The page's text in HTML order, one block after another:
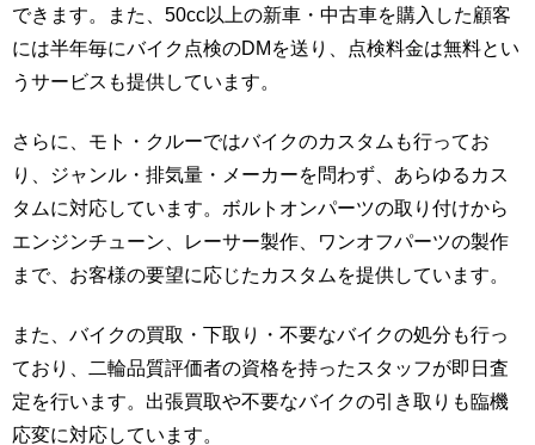
できます。また、50cc以上の新車・中古車を購入した顧客
には半年毎にバイク点検のDMを送り、点検料金は無料とい
うサービスも提供しています。
さらに、モト・クルーではバイクのカスタムも行ってお
り、ジャンル・排気量・メーカーを問わず、あらゆるカス
タムに対応しています。ボルトオンパーツの取り付けから
エンジンチューン、レーサー製作、ワンオフパーツの製作
まで、お客様の要望に応じたカスタムを提供しています。
また、バイクの買取・下取り・不要なバイクの処分も行っ
ており、二輪品質評価者の資格を持ったスタッフが即日査
定を行います。出張買取や不要なバイクの引き取りも臨機
応変に対応しています。